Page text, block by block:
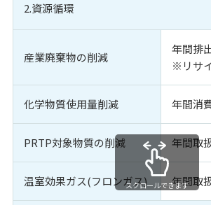
ショールームの紹介
自社工場の紹介
空気環境ソリューション
生産受託サービス
選ばれる理由
2.資源循環
産業廃棄物の削減
年間排
※リサ
化学物質使用量削減 年間消
PRTP対象物質の削減 年間取
温室効果ガス(フロンガス) 年間取
スクロールできます